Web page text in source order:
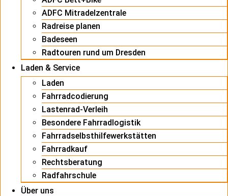
ADFC Mitradelzentrale
Radreise planen
Badeseen
Radtouren rund um Dresden
Laden & Service
Laden
Fahrradcodierung
Lastenrad-Verleih
Besondere Fahrradlogistik
Fahrradselbsthilfewerkstätten
Fahrradkauf
Rechtsberatung
Radfahrschule
Über uns